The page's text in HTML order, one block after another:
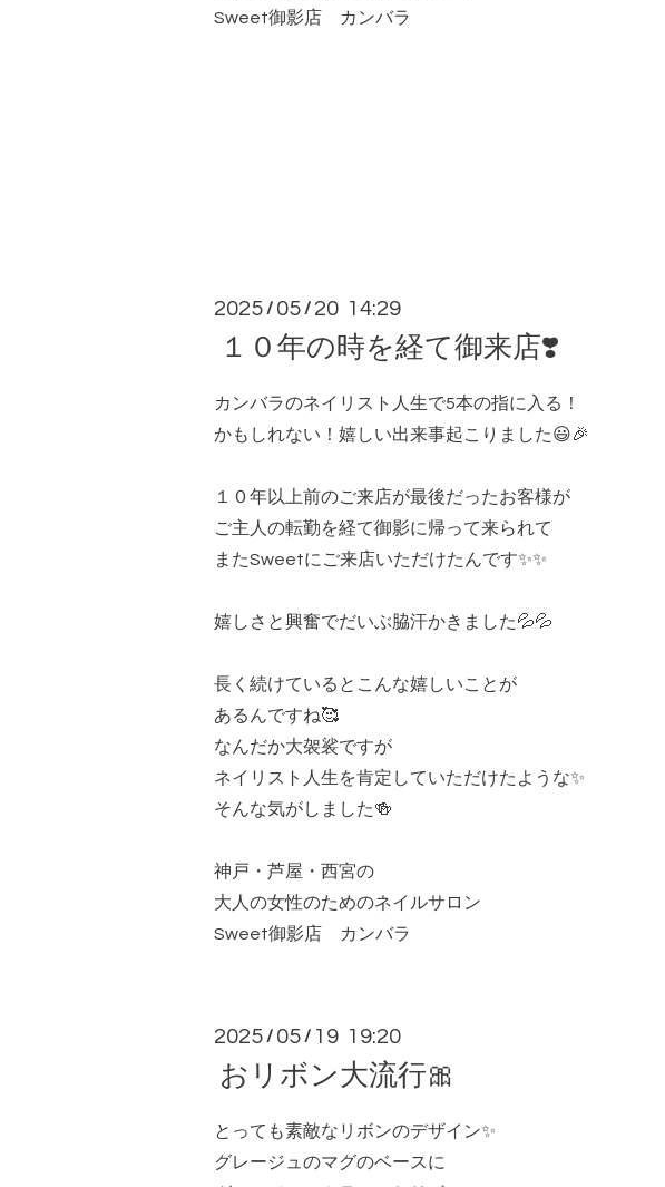
Sweet御影店 カンバラ
2025 / 05 / 20 14:29
１０年の時を経て御来店❣️
カンバラのネイリスト人生で5本の指に入る！
かもしれない！嬉しい出来事起こりました😃🎉
１０年以上前のご来店が最後だったお客様が
ご主人の転勤を経て御影に帰って来られて
またSweetにご来店いただけたんです✨✨
嬉しさと興奮でだいぶ脇汗かきました💦💦
長く続けているとこんな嬉しいことが
あるんですね🥰
なんだか大袈裟ですが
ネイリスト人生を肯定していただけたような✨
そんな気がしました🍻
神戸・芦屋・西宮の
大人の女性のためのネイルサロン
Sweet御影店 カンバラ
2025 / 05 / 19 19:20
おリボン大流行🎀
とっても素敵なリボンのデザイン✨
グレージュのマグのベースに